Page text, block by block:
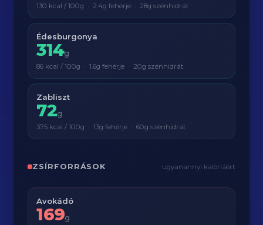
130 kcal / 100g · 2.4g fehérje · 28g szénhidrát
Édesburgonya
314g
86 kcal / 100g · 1.6g fehérje · 20g szénhidrát
Zabliszt
72g
375 kcal / 100g · 13g fehérje · 60g szénhidrát
ZSÍRFORRÁSOK ugyanannyi kalóriáért
Avokádó
169g